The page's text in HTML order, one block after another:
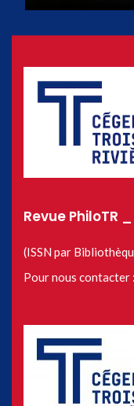
Revue PhiloTR _
(ISSN par
Pour nous contacter :